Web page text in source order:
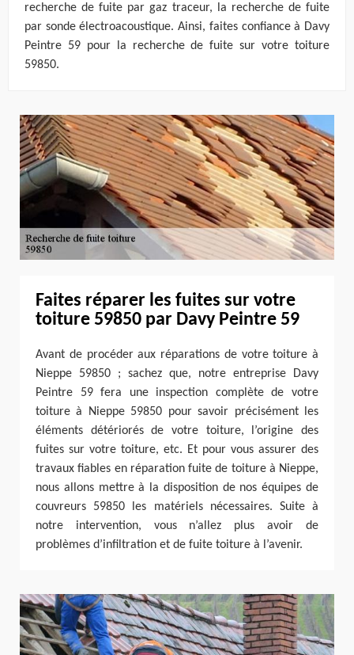
recherche de fuite par gaz traceur, la recherche de fuite
par sonde électroacoustique. Ainsi, faites confiance à Davy
Peintre 59 pour la recherche de fuite sur votre toiture
59850.
Faites réparer les fuites sur votre
toiture 59850 par Davy Peintre 59
Avant de procéder aux réparations de votre toiture à
Nieppe 59850 ; sachez que, notre entreprise Davy
Peintre 59 fera une inspection complète de votre
toiture à Nieppe 59850 pour savoir précisément les
éléments détériorés de votre toiture, l’origine des
fuites sur votre toiture, etc. Et pour vous assurer des
travaux fiables en réparation fuite de toiture à Nieppe,
nous allons mettre à la disposition de nos équipes de
couvreurs 59850 les matériels nécessaires. Suite à
notre intervention, vous n’allez plus avoir de
problèmes d’infiltration et de fuite toiture à l’avenir.